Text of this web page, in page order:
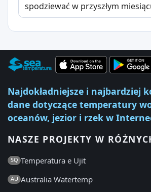
spodziewać w przyszłym
Najdokładniejsze i najbardziej
dane dotyczące temperatury
oceanów, jezior i rzek w
NASZE PROJEKTY W
SQ Temperatura e Ujit
AU Australia Watertemp